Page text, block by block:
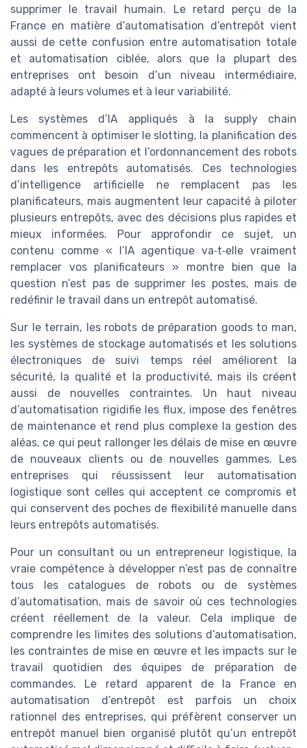
supprimer le travail humain. Le retard perçu de la
France en matière d’automatisation d’entrepôt vient
aussi de cette confusion entre automatisation totale
et automatisation ciblée, alors que la plupart des
entreprises ont besoin d’un niveau intermédiaire,
adapté à leurs volumes et à leur variabilité.
Les systèmes d’IA appliqués à la supply chain
commencent à optimiser le slotting, la planification des
vagues de préparation et l’ordonnancement des robots
dans les entrepôts automatisés. Ces technologies
d’intelligence artificielle ne remplacent pas les
planificateurs, mais augmentent leur capacité à piloter
plusieurs entrepôts, avec des décisions plus rapides et
mieux informées. Pour approfondir ce sujet, un
contenu comme « l’IA agentique va‑t‑elle vraiment
remplacer vos planificateurs » montre bien que la
question n’est pas de supprimer les postes, mais de
redéfinir le travail dans un entrepôt automatisé.
Sur le terrain, les robots de préparation goods to man,
les systèmes de stockage automatisés et les solutions
électroniques de suivi temps réel améliorent la
sécurité, la qualité et la productivité, mais ils créent
aussi de nouvelles contraintes. Un haut niveau
d’automatisation rigidifie les flux, impose des fenêtres
de maintenance et rend plus complexe la gestion des
aléas, ce qui peut rallonger les délais de mise en œuvre
de nouveaux clients ou de nouvelles gammes. Les
entreprises qui réussissent leur automatisation
logistique sont celles qui acceptent ce compromis et
qui conservent des poches de flexibilité manuelle dans
leurs entrepôts automatisés.
Pour un consultant ou un entrepreneur logistique, la
vraie compétence à développer n’est pas de connaître
tous les catalogues de robots ou de systèmes
d’automatisation, mais de savoir où ces technologies
créent réellement de la valeur. Cela implique de
comprendre les limites des solutions d’automatisation,
les contraintes de mise en œuvre et les impacts sur le
travail quotidien des équipes de préparation de
commandes. Le retard apparent de la France en
automatisation d’entrepôt est parfois un choix
rationnel des entreprises, qui préfèrent conserver un
entrepôt manuel bien organisé plutôt qu’un entrepôt